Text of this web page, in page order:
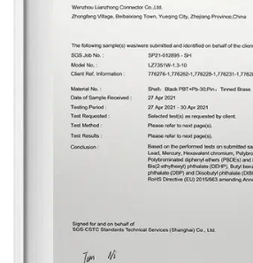
Tipo de conector: disponible
tipos de conector, incluyendo
macho y hembra, para
diversos requisitos de
preferencias.
Composición del Material:
plásticos duraderos y metales